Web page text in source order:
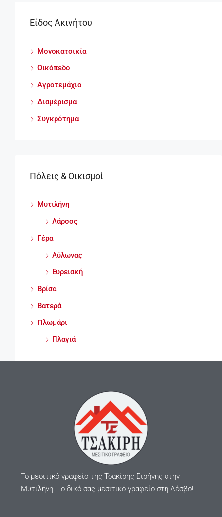
Είδος Ακινήτου
Μονοκατοικία
Οικόπεδο
Αγροτεμάχιο
Διαμέρισμα
Συγκρότημα
Πόλεις & Οικισμοί
Μυτιλήνη
Λάρσος
Γέρα
Αύλωνας
Ευρειακή
Βρίσα
Βατερά
Πλωμάρι
Πλαγιά
Το μεσιτικό γραφείο της Τσακίρης Ειρήνης στην
Μυτιλήνη. Το δικό σας μεσιτικό γραφείο στη Λέσβο!